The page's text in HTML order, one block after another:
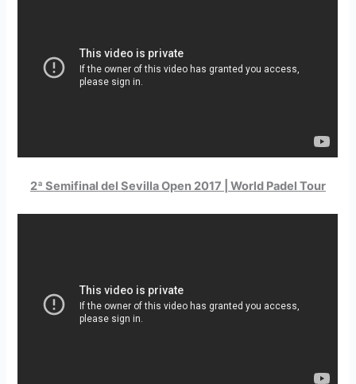
2ª Semifinal del Sevilla Open 2017 | World Padel Tour